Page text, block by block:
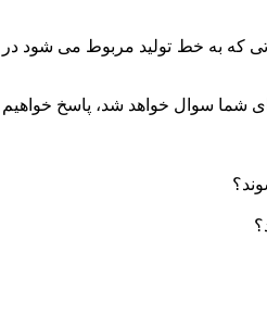
که به خط تولید مربوط می شود
سوال خواهد شد، پاسخ خواهیم